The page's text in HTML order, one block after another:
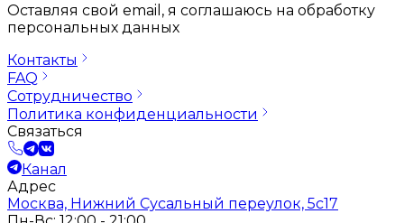
Оставляя свой email, я соглашаюсь на обработку
персональных данных
Контакты
FAQ
Сотрудничество
Политика конфиденциальности
Связаться
Канал
Адрес
Москва, Нижний Сусальный переулок, 5с17